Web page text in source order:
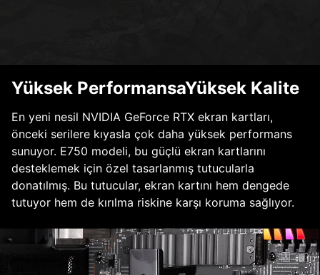
Yüksek PerformansaYüksek Kalite
En yeni nesil NVIDIA GeForce RTX ekran kartları,
önceki serilere kıyasla çok daha yüksek performans
sunuyor. E750 modeli, bu güçlü ekran kartlarını
desteklemek için özel tasarlanmış tutucularla
donatılmış. Bu tutucular, ekran kartını hem dengede
tutuyor hem de kırılma riskine karşı koruma sağlıyor.